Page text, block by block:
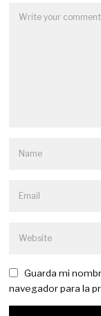
Guarda mi
navegador para la